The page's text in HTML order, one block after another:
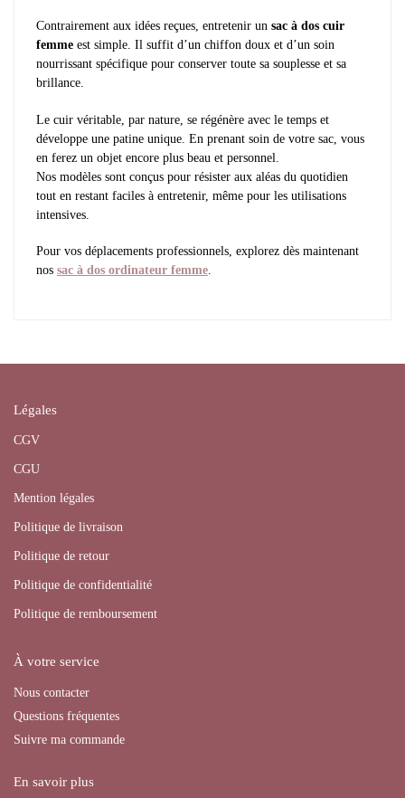
Contrairement aux idées reçues, entretenir un sac à dos cuir
femme est simple. Il suffit d’un chiffon doux et d’un soin
nourrissant spécifique pour conserver toute sa souplesse et sa
brillance.
Le cuir véritable, par nature, se régénère avec le temps et
développe une patine unique. En prenant soin de votre sac, vous
en ferez un objet encore plus beau et personnel.
Nos modèles sont conçus pour résister aux aléas du quotidien
tout en restant faciles à entretenir, même pour les utilisations
intensives.
Pour vos déplacements professionnels, explorez dès maintenant
nos sac à dos ordinateur femme.
Légales
CGV
CGU
Mention légales
Politique de livraison
Politique de retour
Politique de confidentialité
Politique de remboursement
À votre service
Nous contacter
Questions fréquentes
Suivre ma commande
En savoir plus